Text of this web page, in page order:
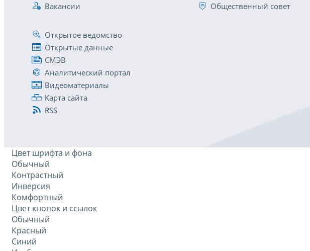
Вакансии
Общественный совет
Открытое ведомство
Открытые данные
СМЭВ
Аналитический портал
Видеоматериалы
Карта сайта
RSS
Цвет шрифта и фона
Обычный
Контрастный
Инверсия
Комфортный
Цвет кнопок и ссылок
Обычный
Красный
Синий